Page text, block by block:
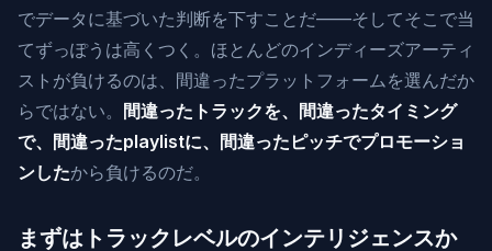
でデータに基づいた判断を下すことだ——そしてそこで当
てずっぽうは高くつく。ほとんどのインディーズアーティ
ストが負けるのは、間違ったプラットフォームを選んだか
らではない。 間違ったトラックを、間違ったタイミング
で、間違ったplaylistに、間違ったピッチでプロモーショ
ンしたから負けるのだ。
まずはトラックレベルのインテリジェンスか